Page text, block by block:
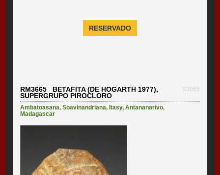
RESERVADO
RM3665 BETAFITA (DE HOGARTH 1977),
SUPERGRUPO PIROCLORO
#3065
Ambatoasana,Soavinandriana, Itasy,Antananarivo,
Madagascar